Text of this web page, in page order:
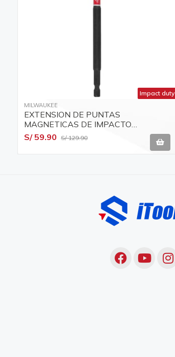
Impact duty
MILWAUKEE
EXTENSION DE PUNTAS
MAGNETICAS DE IMPACTO
SHOCKWAVE MILWAUKEE 48-32-
4511
S/ 59.90 S/ 129.90